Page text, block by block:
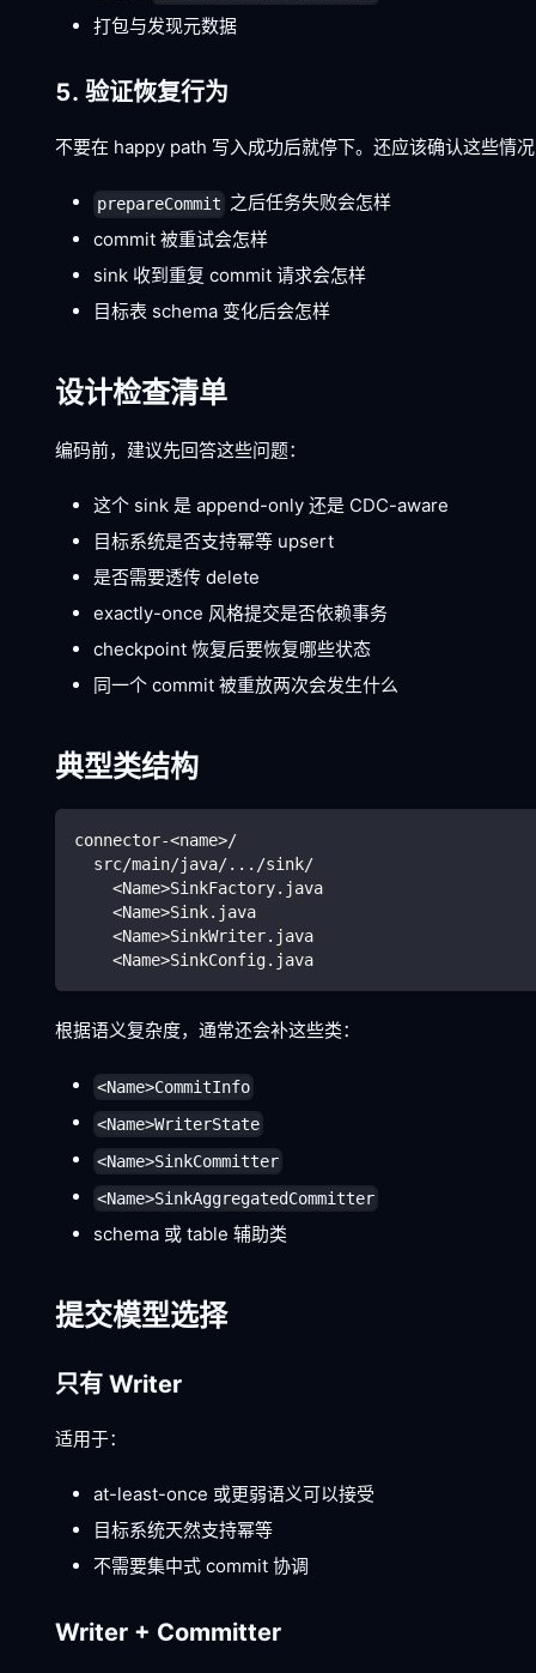
打包与发现元数据
5. 验证恢复行为
不要在 happy path 写入成功后就停下。还应该确认这些情
prepareCommit 之后任务失败会怎样
commit 被重试会怎样
sink 收到重复 commit 请求会怎样
目标表 schema 变化后会怎样
设计检查清单
编码前，建议先回答这些问题：
这个 sink 是 append-only 还是 CDC-aware
目标系统是否支持幂等 upsert
是否需要透传 delete
exactly-once 风格提交是否依赖事务
checkpoint 恢复后要恢复哪些状态
同一个 commit 被重放两次会发生什么
典型类结构
connector-<name>/
  src/main/java/.../sink/
    <Name>SinkFactory.java
    <Name>Sink.java
    <Name>SinkWriter.java
    <Name>SinkConfig.java
根据语义复杂度，通常还会补这些类：
<Name>CommitInfo
<Name>WriterState
<Name>SinkCommitter
<Name>SinkAggregatedCommitter
schema 或 table 辅助类
提交模型选择
只有 Writer
适用于：
at-least-once 或更弱语义可以接受
目标系统天然支持幂等
不需要集中式 commit 协调
Writer + Committer